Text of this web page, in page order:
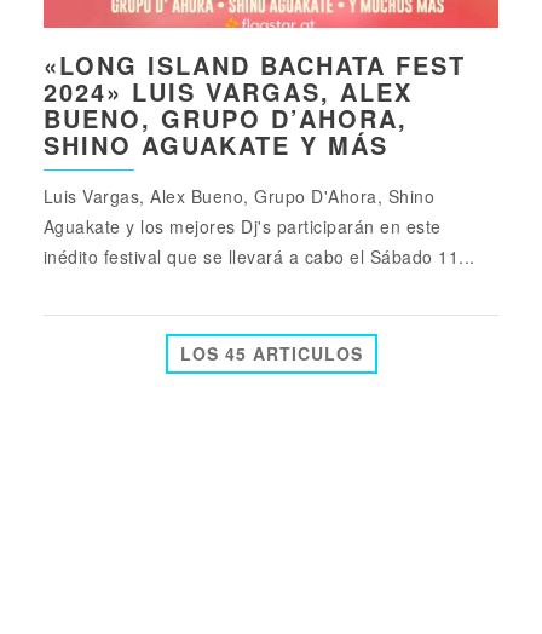
«LONG ISLAND BACHATA FEST
2024» LUIS VARGAS, ALEX
BUENO, GRUPO D’AHORA,
SHINO AGUAKATE Y MÁS
Luis Vargas, Alex Bueno, Grupo D'Ahora, Shino
Aguakate y los mejores Dj's participarán en este
inédito festival que se llevará a cabo el Sábado 11...
LOS 45 ARTICULOS